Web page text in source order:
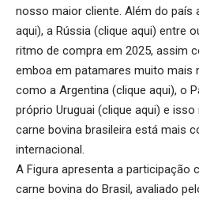
nosso maior cliente. Além do país
aqui), a Rússia (clique aqui) entre
ritmo de compra em 2025, assim
emboa em patamares muito mais
como a Argentina (clique aqui), o
próprio Uruguai (clique aqui) e isso
carne bovina brasileira está mais
internacional.
A Figura apresenta a participação
carne bovina do Brasil, avaliado